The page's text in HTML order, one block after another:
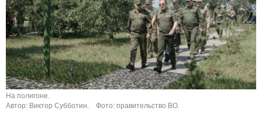
На полигоне.
Автор: Виктор Субботин.
Фото: правительство ВО.